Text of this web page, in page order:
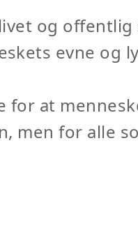
og offentlig
evne og
for at
men for alle